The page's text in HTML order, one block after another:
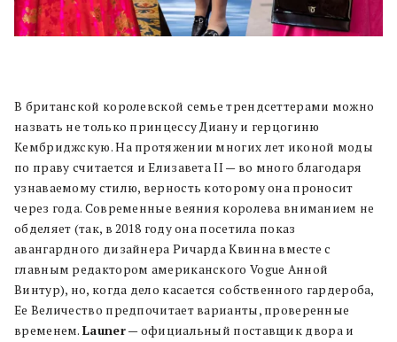
В британской королевской семье трендсеттерами можно
назвать не только принцессу Диану и герцогиню
Кембриджскую. На протяжении многих лет иконой моды
по праву считается и Елизавета II — во много благодаря
узнаваемому стилю, верность которому она проносит
через года. Современные веяния королева вниманием не
обделяет (так, в 2018 году она посетила показ
авангардного дизайнера Ричарда Квинна вместе с
главным редактором американского Vogue Анной
Винтур), но, когда дело касается собственного гардероба,
Ее Величество предпочитает варианты, проверенные
временем. Launer— официальный поставщик двора и